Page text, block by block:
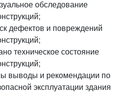
обследование
дефектов и повреждений
техническое состояние
выводы и рекомендации по
эксплуатации здания